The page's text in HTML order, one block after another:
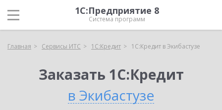
1С:Предприятие 8
Система программ
Главная Сервисы ИТС 1С:Кредит 1С:Кредит в Экибастузе
Заказать 1С:Кредит
в Экибастузе